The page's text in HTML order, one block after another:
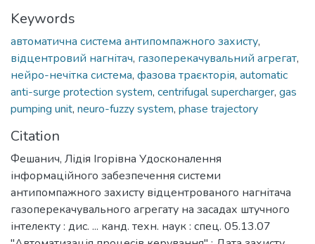
Keywords
автоматична система антипомпажного захисту,
відцентровий нагнітач, газоперекачувальний агрегат,
нейро-нечітка система, фазова траєкторія, automatic
anti-surge protection system, centrifugal supercharger, gas
pumping unit, neuro-fuzzy system, phase trajectory
Citation
Фешанич, Лідія Ігорівна Удосконалення
інформаційного забезпечення системи
антипомпажного захисту відцентрованого нагнітача
газоперекачувального агрегату на засадах штучного
інтелекту : дис. ... канд. техн. наук : спец. 05.13.07